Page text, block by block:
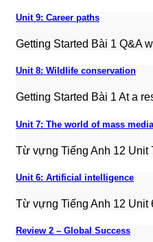
Unit 9: Career paths
Getting Started Bài 1 Q&A
Unit 8: Wildlife conservation
Getting Started Bài 1 At a
Unit 7: The world of mass
Từ vựng Tiếng Anh 12 Unit
Unit 6: Artificial intelligence
Từ vựng Tiếng Anh 12 Unit
Review 2 – Global Success